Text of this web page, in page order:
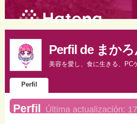
Perfil de まかろ
美容を愛し、食に生きる、PC
Perfil
Perfil Última actualización: